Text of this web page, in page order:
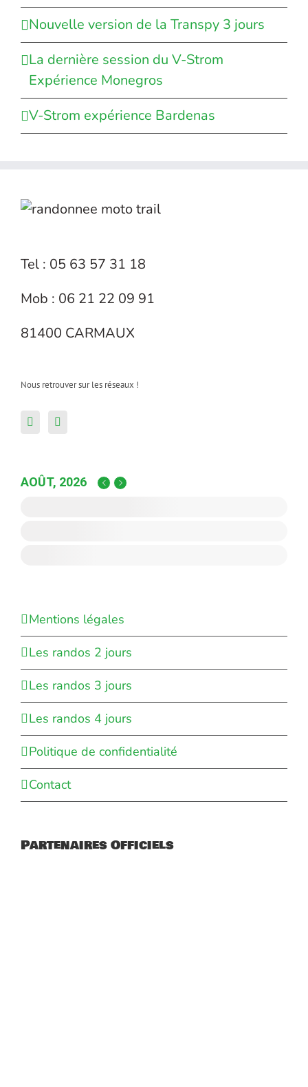
Nouvelle version de la Transpy 3 jours
La dernière session du V-Strom
Expérience Monegros
V-Strom expérience Bardenas
Tel : 05 63 57 31 18
Mob : 06 21 22 09 91
81400 CARMAUX
Nous retrouver sur les réseaux !
AOÛT, 2026
Mentions légales
Les randos 2 jours
Les randos 3 jours
Les randos 4 jours
Politique de confidentialité
Contact
Partenaires Officiels